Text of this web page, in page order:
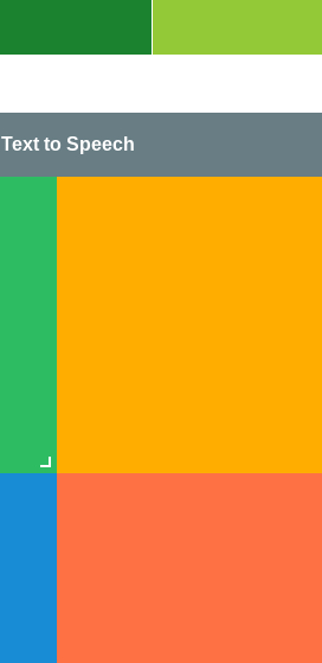
Text to Speech